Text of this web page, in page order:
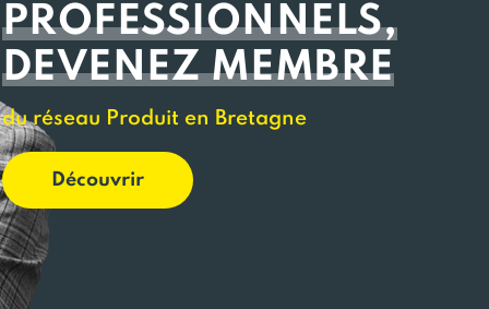
PROFESSIONNELS,
DEVENEZ MEMBRE
du réseau Produit en Bretagne
Découvrir